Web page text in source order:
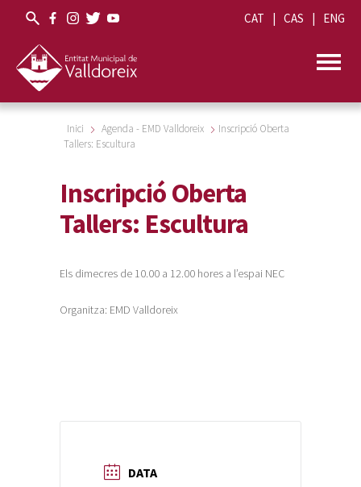
CAT CAS ENG
Inici Agenda - EMD Valldoreix
Inscripció Oberta
Tallers: Escultura
Inscripció Oberta
Tallers: Escultura
Els dimecres de 10.00 a 12.00 hores a l’espai NEC
Organitza: EMD Valldoreix
DATA